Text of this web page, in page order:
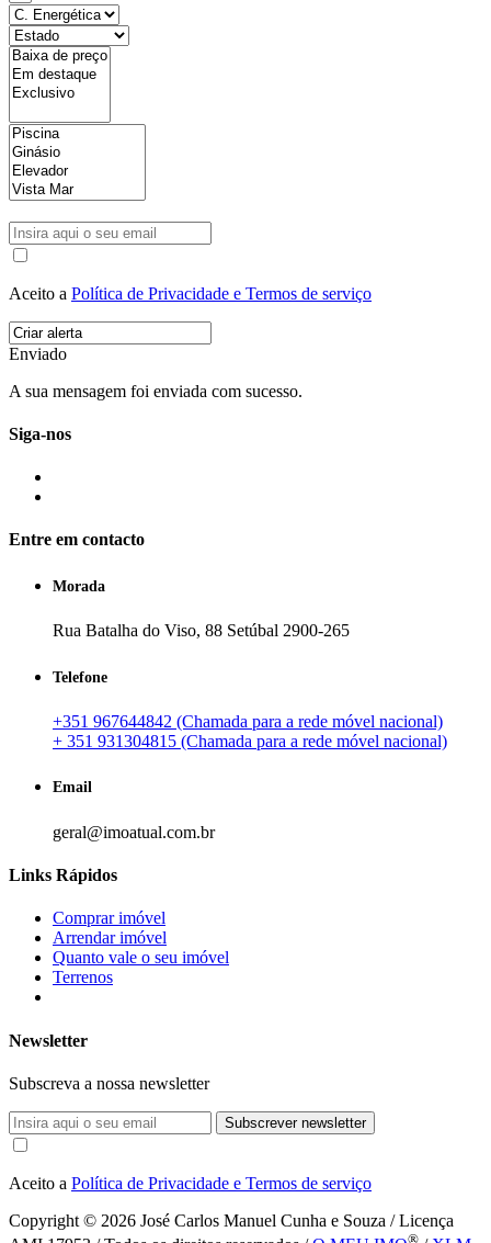
Aceito a Política de Privacidade e Termos de serviço
Enviado
A sua mensagem foi enviada com sucesso.
Siga-nos
Entre em contacto
Morada
Rua Batalha do Viso, 88 Setúbal 2900-265
Telefone
+351 967644842 (Chamada para a rede móvel nacional)
+ 351 931304815 (Chamada para a rede móvel nacional)
Email
geral@imoatual.com.br
Links Rápidos
Comprar imóvel
Arrendar imóvel
Quanto vale o seu imóvel
Terrenos
Newsletter
Subscreva a nossa newsletter
Subscrever newsletter
Aceito a Política de Privacidade e Termos de serviço
Copyright © 2026 José Carlos Manuel Cunha e Souza / Licença
®